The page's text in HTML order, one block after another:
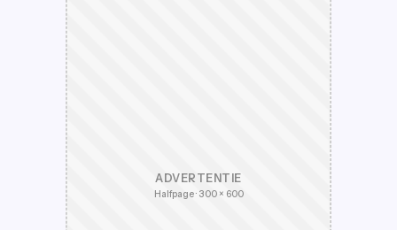
ADVERTENTIE
Halfpage · 300 × 600